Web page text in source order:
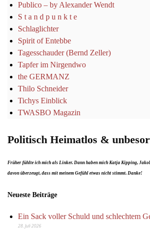
Publico – by Alexander Wendt
S t a n d p u n k t e
Schlaglichter
Spirit of Entebbe
Tagesschauder (Bernd Zeller)
Tapfer im Nirgendwo
the GERMANZ
Thilo Schneider
Tichys Einblick
TWASBO Magazin
Politisch Heimatlos &
Früher fühlte ich mich als Linker. Dann haben mich Katja Kipping,
davon überzeugt, dass mit meinem Gefühl etwas nicht stimmt. Danke!
Neueste Beiträge
Ein Sack voller Schuld und schlechtem
28. Juli 2026